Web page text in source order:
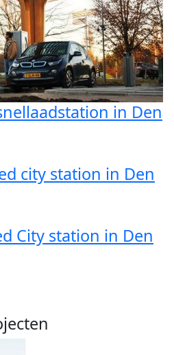
in Den
city station in Den
City station in Den